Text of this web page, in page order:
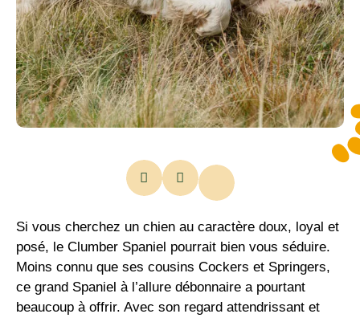
Si vous cherchez un chien au caractère doux, loyal et
posé, le Clumber Spaniel pourrait bien vous séduire.
Moins connu que ses cousins Cockers et Springers,
ce grand Spaniel à l’allure débonnaire a pourtant
beaucoup à offrir. Avec son regard attendrissant et